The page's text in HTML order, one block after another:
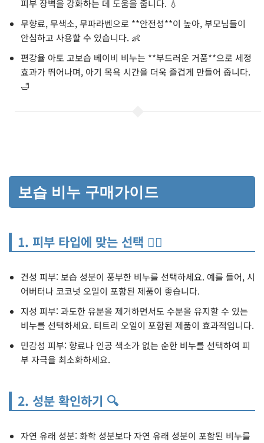
피부 장벽을 강화하는 데 도움을 줍니다. 💧
무향료, 무색소, 무파라벤으로 **안전성**이 높아, 부모님들이
안심하고 사용할 수 있습니다. 👶
편강율 아토 고보습 베이비 비누는 **부드러운 거품**으로 세정
효과가 뛰어나며, 아기 목욕 시간을 더욱 즐겁게 만들어 줍니다.
🛁
보습 비누 구매가이드
1. 피부 타입에 맞는 선택 🧖‍♀️
건성 피부: 보습 성분이 풍부한 비누를 선택하세요. 예를 들어, 시
어버터나 코코넛 오일이 포함된 제품이 좋습니다.
지성 피부: 과도한 유분을 제거하면서도 수분을 유지할 수 있는
비누를 선택하세요. 티트리 오일이 포함된 제품이 효과적입니다.
민감성 피부: 향료나 인공 색소가 없는 순한 비누를 선택하여 피
부 자극을 최소화하세요.
2. 성분 확인하기 🔍
자연 유래 성분: 화학 성분보다 자연 유래 성분이 포함된 비누를